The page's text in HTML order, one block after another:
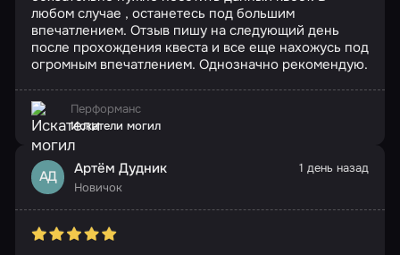
любом случае , останетесь под большим
впечатлением. Отзыв пишу на следующий день
после прохождения квеста и все еще нахожусь под
огромным впечатлением. Однозначно рекомендую.
Перформанс
Искатели могил
АД Артём Дудник
Новичок
1 день назад